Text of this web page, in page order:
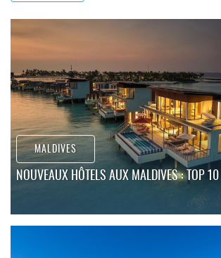
MALDIVES
NOUVEAUX HÔTELS AUX MALDIVES : TOP 10